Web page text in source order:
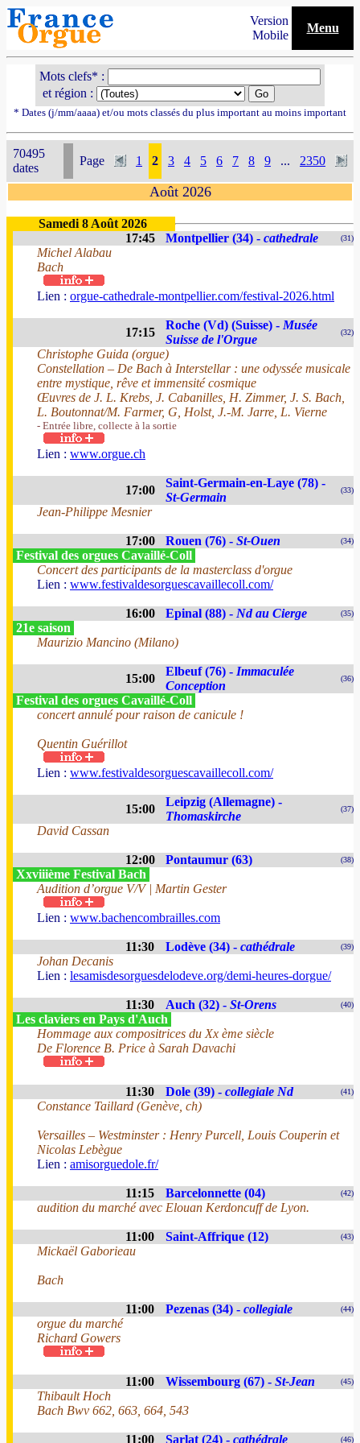
Version
Mobile
Menu
Mots clefs* :
et région :
* Dates (j/mm/aaaa) et/ou mots classés du plus important au moins important
70495
dates
Page 1 2 3 4 5 6 7 8 9 ... 2350
Août 2026
Samedi 8 Août 2026
17:45
Montpellier (34) - cathedrale (31)
Michel Alabau
Bach
Lien : orgue-cathedrale-montpellier.com/festival-2026.html
17:15
Roche (Vd) (Suisse) - Musée
Suisse de l'Orgue
(32)
Christophe Guida (orgue)
Constellation – De Bach à Interstellar : une odyssée musicale
entre mystique, rêve et immensité cosmique
Œuvres de J. L. Krebs, J. Cabanilles, H. Zimmer, J. S. Bach,
L. Boutonnat/M. Farmer, G, Holst, J.-M. Jarre, L. Vierne
- Entrée libre, collecte à la sortie
Lien : www.orgue.ch
17:00
Saint-Germain-en-Laye (78) -
St-Germain
(33)
Jean-Philippe Mesnier
17:00 Rouen (76) - St-Ouen (34)
Festival des orgues Cavaillé-Coll
Concert des participants de la masterclass d'orgue
Lien : www.festivaldesorguescavaillecoll.com/
16:00 Epinal (88) - Nd au Cierge (35)
21e saison
Maurizio Mancino (Milano)
15:00
Elbeuf (76) - Immaculée
Conception
(36)
Festival des orgues Cavaillé-Coll
concert annulé pour raison de canicule !
Quentin Guérillot
Lien : www.festivaldesorguescavaillecoll.com/
15:00
Leipzig (Allemagne) -
Thomaskirche
(37)
David Cassan
12:00 Pontaumur (63) (38)
Xxviiième Festival Bach
Audition d’orgue V/V | Martin Gester
Lien : www.bachencombrailles.com
11:30 Lodève (34) - cathédrale (39)
Johan Decanis
Lien : lesamisdesorguesdelodeve.org/demi-heures-dorgue/
11:30 Auch (32) - St-Orens (40)
Les claviers en Pays d'Auch
Hommage aux compositrices du Xx ème siècle
De Florence B. Price à Sarah Davachi
11:30 Dole (39) - collegiale Nd (41)
Constance Taillard (Genève, ch)
Versailles – Westminster : Henry Purcell, Louis Couperin et
Nicolas Lebègue
Lien : amisorguedole.fr/
11:15 Barcelonnette (04) (42)
audition du marché avec Elouan Kerdoncuff de Lyon.
11:00 Saint-Affrique (12) (43)
Mickaël Gaborieau
Bach
11:00 Pezenas (34) - collegiale (44)
orgue du marché
Richard Gowers
11:00 Wissembourg (67) - St-Jean (45)
Thibault Hoch
Bach Bwv 662, 663, 664, 543
11:00 Sarlat (24) - cathédrale (46)